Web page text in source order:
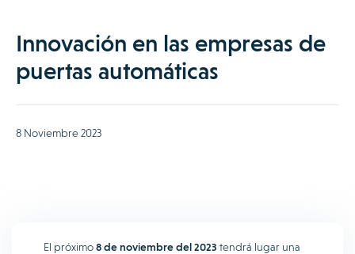
Innovación en las empresas de
puertas automáticas
8 Noviembre 2023
El próximo8 de noviembre del 2023 tendrá lugar una